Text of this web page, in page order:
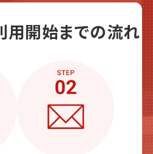
用開始までの流れ